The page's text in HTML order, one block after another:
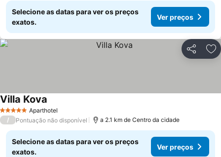
Selecione as datas para ver os preços
exatos.
Ver preços
Partilhar
5 Estrelas Aparthotel
Villa Kova
/ Pontuação não disponível a 2.1 km de Centro da cidade
Selecione as datas para ver os preços
exatos.
Ver preços